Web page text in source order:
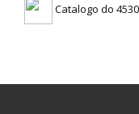
Catalogo do 4530